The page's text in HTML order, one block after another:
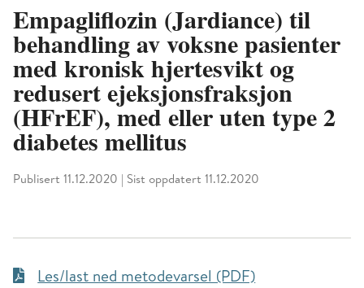
Empagliflozin (Jardiance) til
behandling av voksne pasienter
med kronisk hjertesvikt og
redusert ejeksjonsfraksjon
(HFrEF), med eller uten type 2
diabetes mellitus
Publisert 11.12.2020 Sist oppdatert 11.12.2020
Les/last ned metodevarsel (PDF)